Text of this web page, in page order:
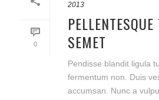
0
2013
SEMET
Pendisse blandit ligula
fermentum non. Duis
accumsan. Nunc a